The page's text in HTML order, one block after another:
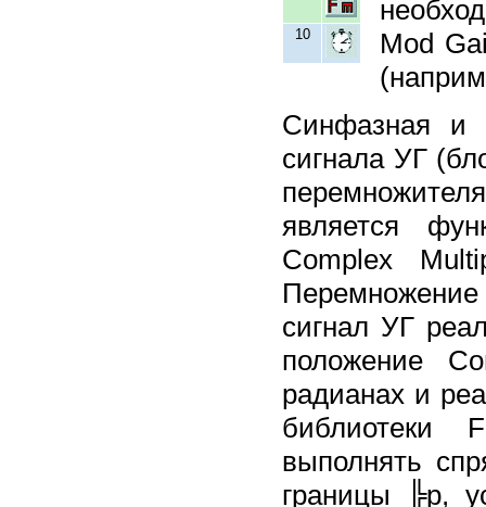
10
Mod
Синфазная и
сигнала УГ
является
Complex
сигнал УГ
положение
радианах и
библиотеки
выполнять
границы ╠p,